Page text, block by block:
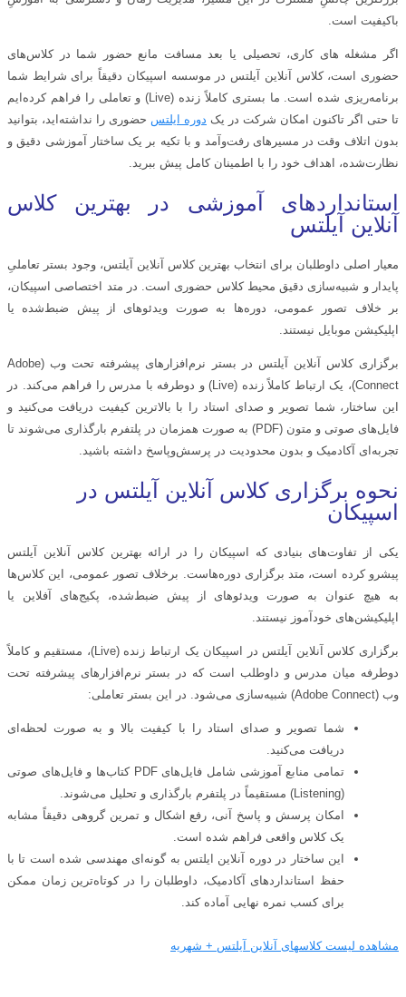
باکیفیت است.
اگر مشغله‌ های کاری، تحصیلی یا بعد مسافت مانع حضور شما در کلاس‌های
حضوری است، کلاس آنلاین آیلتس در موسسه اسپیکان دقیقاً برای شرایط شما
برنامه‌ریزی شده است. ما بستری کاملاً زنده (Live) و تعاملی را فراهم کرده‌ایم
تا حتی اگر تاکنون امکان شرکت در یک دوره ایلتس حضوری را نداشته‌اید، بتوانید
بدون اتلاف وقت در مسیرهای رفت‌وآمد و با تکیه بر یک ساختار آموزشی دقیق و
نظارت‌شده، اهداف خود را با اطمینان کامل پیش ببرید.
استانداردهای آموزشی در بهترین کلاس
آنلاین آیلتس
معیار اصلی داوطلبان برای انتخاب بهترین کلاس آنلاین آیلتس، وجود بستر تعاملیِ
پایدار و شبیه‌سازی دقیق محیط کلاس حضوری است. در متد اختصاصی اسپیکان،
بر خلاف تصور عمومی، دوره‌ها به صورت ویدئوهای از پیش ضبط‌شده یا
اپلیکیشن موبایل نیستند.
برگزاری کلاس آنلاین آیلتس در بستر نرم‌افزارهای پیشرفته تحت وب (Adobe
Connect)، یک ارتباط کاملاً زنده (Live) و دوطرفه با مدرس را فراهم می‌کند. در
این ساختار، شما تصویر و صدای استاد را با بالاترین کیفیت دریافت می‌کنید و
فایل‌های صوتی و متون (PDF) به صورت همزمان در پلتفرم بارگذاری می‌شوند تا
تجربه‌ای آکادمیک و بدون محدودیت در پرسش‌وپاسخ داشته باشید.
نحوه برگزاری کلاس آنلاین آیلتس در
اسپیکان
یکی از تفاوت‌های بنیادی که اسپیکان را در ارائه بهترین کلاس آنلاین آیلتس
پیشرو کرده است، متد برگزاری دوره‌هاست. برخلاف تصور عمومی، این کلاس‌ها
به هیچ عنوان به صورت ویدئوهای از پیش ضبط‌شده، پکیج‌های آفلاین یا
اپلیکیشن‌های خودآموز نیستند.
برگزاری کلاس آنلاین آیلتس در اسپیکان یک ارتباط زنده (Live)، مستقیم و کاملاً
دوطرفه میان مدرس و داوطلب است که در بستر نرم‌افزارهای پیشرفته تحت
وب (Adobe Connect) شبیه‌سازی می‌شود. در این بستر تعاملی:
شما تصویر و صدای استاد را با کیفیت بالا و به صورت لحظه‌ای
دریافت می‌کنید.
تمامی منابع آموزشی شامل فایل‌های PDF کتاب‌ها و فایل‌های صوتی
(Listening) مستقیماً در پلتفرم بارگذاری و تحلیل می‌شوند.
امکان پرسش و پاسخ آنی، رفع اشکال و تمرین گروهی دقیقاً مشابه
یک کلاس واقعی فراهم شده است.
این ساختار در دوره آنلاین ایلتس به گونه‌ای مهندسی شده است تا با
حفظ استانداردهای آکادمیک، داوطلبان را در کوتاه‌ترین زمان ممکن
برای کسب نمره نهایی آماده کند.
مشاهده لیست کلاسهای آنلاین آیلتس + شهریه